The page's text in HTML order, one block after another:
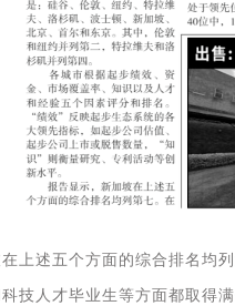
上述五个方面的综合排名均
技人才毕业生等方面都取得满